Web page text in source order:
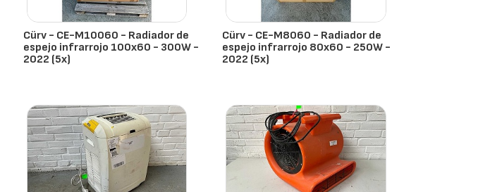
Cürv - CE-M10060 - Radiador de
espejo infrarrojo 100x60 - 300W -
2022 (5x)
Cürv - CE-M8060 - Radiador de
espejo infrarrojo 80x60 - 250W -
2022 (5x)